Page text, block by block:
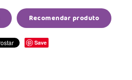
Recomendar produto
Save